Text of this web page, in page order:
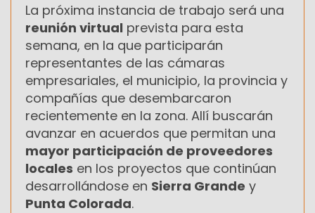
La próxima instancia de trabajo será una
reunión virtual prevista para esta
semana, en la que participarán
representantes de las cámaras
empresariales, el municipio, la provincia y
compañías que desembarcaron
recientemente en la zona. Allí buscarán
avanzar en acuerdos que permitan una
mayor participación de proveedores
locales en los proyectos que continúan
desarrollándose en Sierra Grande y
Punta Colorada.